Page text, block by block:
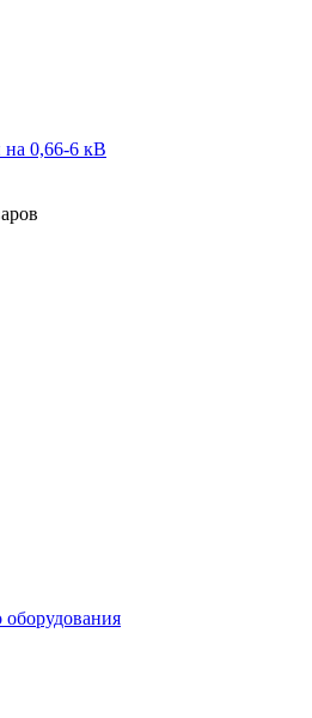
0,66-6 кВ
оборудования